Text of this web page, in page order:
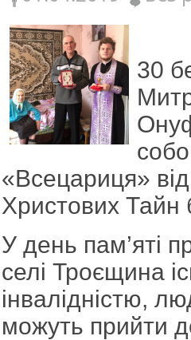
30
«Всецариця»
Христових Тайн
У день пам’яті
селі Троєщина
інвалідністю,
можуть прийти